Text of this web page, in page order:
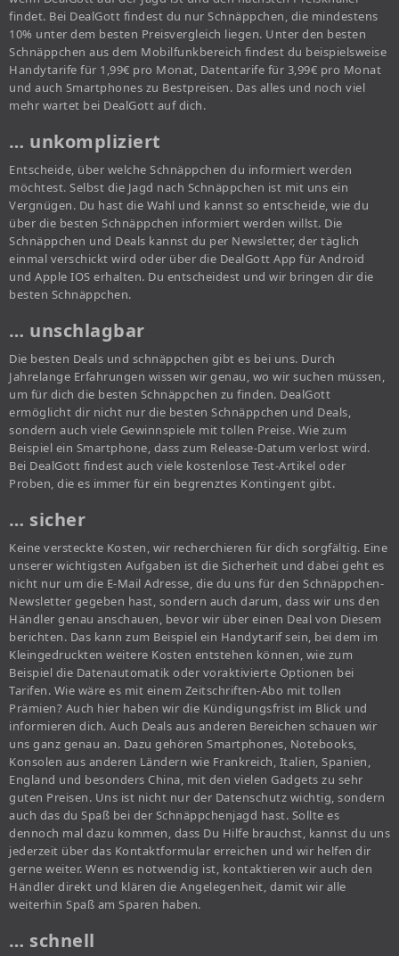
findet. Bei DealGott findest du nur Schnäppchen, die mindestens
10% unter dem besten Preisvergleich liegen. Unter den besten
Schnäppchen aus dem Mobilfunkbereich findest du beispielsweise
Handytarife für 1,99€ pro Monat, Datentarife für 3,99€ pro Monat
und auch Smartphones zu Bestpreisen. Das alles und noch viel
mehr wartet bei DealGott auf dich.
… unkompliziert
Entscheide, über welche Schnäppchen du informiert werden
möchtest. Selbst die Jagd nach Schnäppchen ist mit uns ein
Vergnügen. Du hast die Wahl und kannst so entscheide, wie du
über die besten Schnäppchen informiert werden willst. Die
Schnäppchen und Deals kannst du per Newsletter, der täglich
einmal verschickt wird oder über die DealGott App für Android
und Apple IOS erhalten. Du entscheidest und wir bringen dir die
besten Schnäppchen.
… unschlagbar
Die besten Deals und schnäppchen gibt es bei uns. Durch
Jahrelange Erfahrungen wissen wir genau, wo wir suchen müssen,
um für dich die besten Schnäppchen zu finden. DealGott
ermöglicht dir nicht nur die besten Schnäppchen und Deals,
sondern auch viele Gewinnspiele mit tollen Preise. Wie zum
Beispiel ein Smartphone, dass zum Release-Datum verlost wird.
Bei DealGott findest auch viele kostenlose Test-Artikel oder
Proben, die es immer für ein begrenztes Kontingent gibt.
… sicher
Keine versteckte Kosten, wir recherchieren für dich sorgfältig. Eine
unserer wichtigsten Aufgaben ist die Sicherheit und dabei geht es
nicht nur um die E-Mail Adresse, die du uns für den Schnäppchen-
Newsletter gegeben hast, sondern auch darum, dass wir uns den
Händler genau anschauen, bevor wir über einen Deal von Diesem
berichten. Das kann zum Beispiel ein Handytarif sein, bei dem im
Kleingedruckten weitere Kosten entstehen können, wie zum
Beispiel die Datenautomatik oder voraktivierte Optionen bei
Tarifen. Wie wäre es mit einem Zeitschriften-Abo mit tollen
Prämien? Auch hier haben wir die Kündigungsfrist im Blick und
informieren dich. Auch Deals aus anderen Bereichen schauen wir
uns ganz genau an. Dazu gehören Smartphones, Notebooks,
Konsolen aus anderen Ländern wie Frankreich, Italien, Spanien,
England und besonders China, mit den vielen Gadgets zu sehr
guten Preisen. Uns ist nicht nur der Datenschutz wichtig, sondern
auch das du Spaß bei der Schnäppchenjagd hast. Sollte es
dennoch mal dazu kommen, dass Du Hilfe brauchst, kannst du uns
jederzeit über das Kontaktformular erreichen und wir helfen dir
gerne weiter. Wenn es notwendig ist, kontaktieren wir auch den
Händler direkt und klären die Angelegenheit, damit wir alle
weiterhin Spaß am Sparen haben.
… schnell